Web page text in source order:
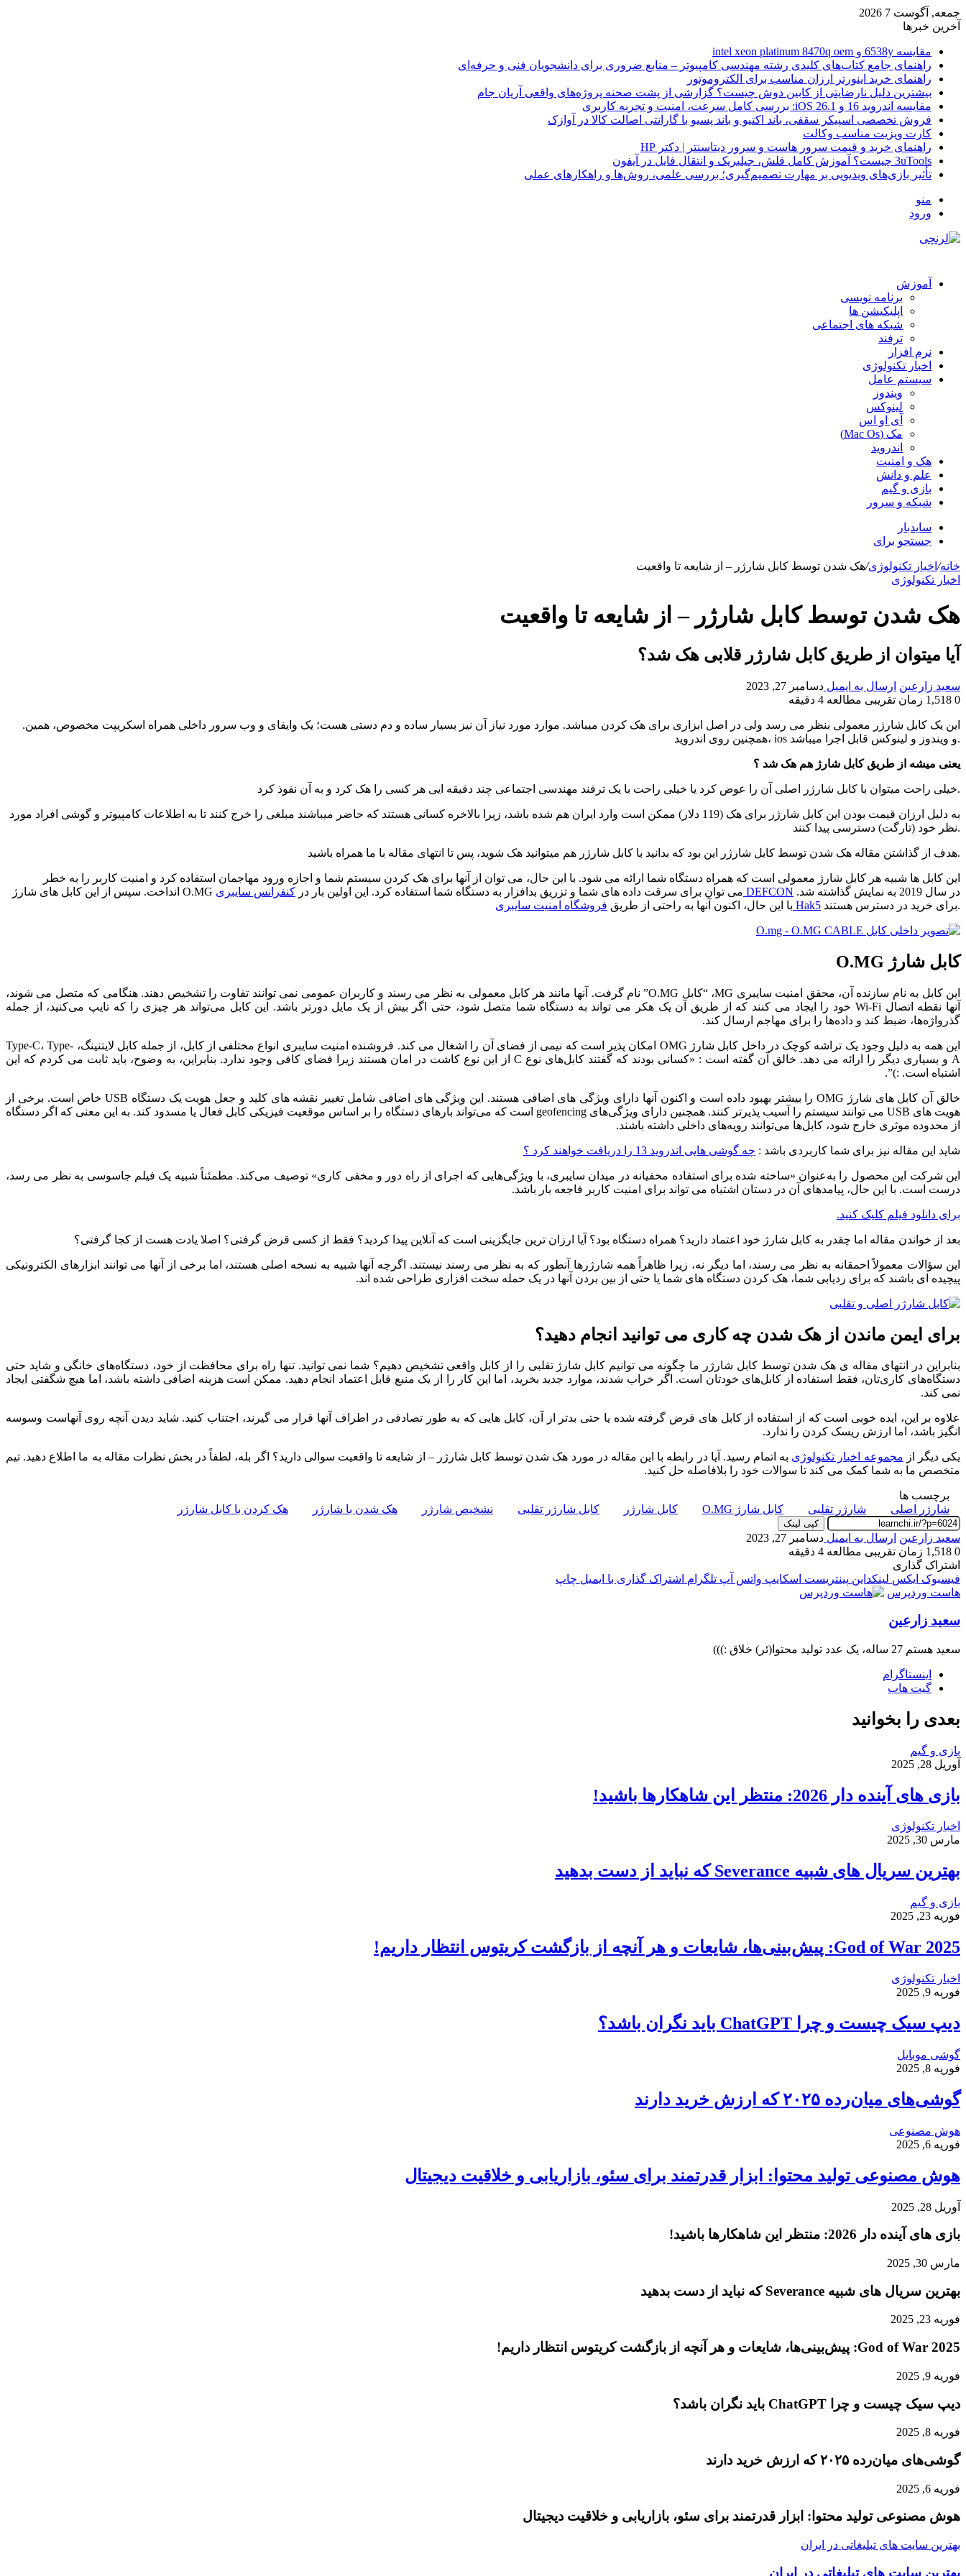
جمعه, آگوست 7 2026
آخرین خبرها
مقایسه 6538y و intel xeon platinum 8470q oem
راهنمای جامع کتاب‌های کلیدی رشته مهندسی کامپیوتر – منابع ضروری برای دانشجویان فنی و حرفه‌ای
راهنمای خرید اینورتر ارزان مناسب برای الکتروموتور
بیشترین دلیل نارضایتی از کابین دوش چیست؟ گزارشی از پشت صحنه پروژه‌های واقعی آریان جام
مقایسه اندروید 16 و iOS 26.1: بررسی کامل سرعت، امنیت و تجربه کاربری
فروش تخصصی اسپیکر سقفی، باند اکتیو و باند پسیو با گارانتی اصالت کالا در آوازک
کارت ویزیت مناسب وکالت
راهنمای خرید و قیمت سرور هاست و سرور دیتاسنتر | دکتر HP
3uTools چیست؟ آموزش کامل فلش، جیلبریک و انتقال فایل در آیفون
تأثیر بازی‌های ویدیویی بر مهارت تصمیم‌گیری؛ بررسی علمی، روش‌ها و راهکارهای عملی
منو
ورود
آموزش
برنامه نویسی
اپلیکیشن ها
شبکه های اجتماعی
ترفند
نرم افزار
اخبار تکنولوژی
سیستم عامل
ویندوز
لینوکس
آی او اس
مک (Mac Os)
اندروید
هک و امنیت
علم و دانش
بازی و گیم
شبکه و سرور
سایدبار
جستجو برای
خانه/ اخبار تکنولوژی/هک شدن توسط کابل شارژر – از شایعه تا واقعیت
اخبار تکنولوژی
هک شدن توسط کابل شارژر – از شایعه تا واقعیت
آیا میتوان از طریق کابل شارژر قلابی هک شد؟
سعید زارعین ارسال به ایمیل دسامبر 27, 2023
0
زمان تقریبی مطالعه 4 دقیقه
این یک کابل شارژر معمولی بنظر می رسد ولی در اصل ابزاری برای هک کردن میباشد. موارد مورد نیاز آن نیز بسیار ساده و دم دستی هست؛ یک وایفای و وب سرور داخلی همراه اسکریپت مخصوص، همین.
همچنین روی اندروید، ios و ویندوز و لینوکس قابل اجرا میباشد.
یعنی میشه از طریق کابل شارژ هم هک شد ؟
خیلی راحت میتوان با کابل شارژر اصلی آن را عوض کرد یا خیلی راحت با یک ترفند مهندسی اجتماعی چند دقیقه ایی هر کسی را هک کرد و به آن نفوذ کرد.
به دلیل ارزان قیمت بودن این کابل شارژر برای هک (119 دلار) ممکن است وارد ایران هم شده باشد، زیرا بالاخره کسانی هستند که حاضر میباشند مبلغی را خرج کنند تا به اطلاعات کامپیوتر و گوشی افراد مورد
نظر خود (تارگت) دسترسی پیدا کنند.
هدف از گذاشتن مقاله هک شدن توسط کابل شارژر این بود که بدانید با کابل شارژر هم میتوانید هک شوید، پس تا انتهای مقاله با ما همراه باشید.
این کابل ها شبیه هر کابل شارژ معمولی است که همراه دستگاه شما ارائه می شود. با این حال، می توان از آنها برای هک کردن سیستم شما و اجازه ورود مهاجمان استفاده کرد و امنیت کاربر را به خطر
انداخت. سپس از این کابل های شارژ O.MG می توان برای سرقت داده های شما و تزریق بدافزار به دستگاه شما استفاده کرد. این اولین بار در کنفرانس سایبری DEFCON
با این حال، اکنون آنها به راحتی از طریق فروشگاه امنیت سایبری Hak5 برای خرید در دسترس هستند.
کابل شارژ O.MG
این کابل به نام سازنده آن، محقق امنیت سایبری MG، “کابل O.MG” نام گرفت. آنها مانند هر کابل معمولی به نظر می رسند و کاربران عمومی نمی توانند تفاوت را تشخیص دهند. هنگامی که متصل می شوند،
آنها نقطه اتصال Wi-Fi خود را ایجاد می کنند که از طریق آن یک هکر می تواند به دستگاه شما متصل شود، حتی اگر بیش از یک مایل دورتر باشد. این کابل می‌تواند هر چیزی را که تایپ می‌کنید، از جمله
گذرواژه‌ها، ضبط کند و داده‌ها را برای مهاجم ارسال کند.
این همه به دلیل وجود یک تراشه کوچک در داخل کابل شارژ OMG امکان پذیر است که نیمی از فضای آن را اشغال می کند. فروشنده امنیت سایبری انواع مختلفی از کابل، از جمله کابل لایتنینگ، Type-C، Type-
A و بسیاری دیگر را ارائه می دهد. خالق آن گفته است : «کسانی بودند که گفتند کابل‌های نوع C از این نوع کاشت در امان هستند زیرا فضای کافی وجود ندارد. بنابراین، به وضوح، باید ثابت می کردم که این
اشتباه است. :)”.
خالق آن کابل های شارژ OMG را بیشتر بهبود داده است و اکنون آنها دارای ویژگی های اضافی هستند. این ویژگی های اضافی شامل تغییر نقشه های کلید و جعل هویت یک دستگاه USB خاص است. برخی از
هویت های USB می توانند سیستم را آسیب پذیرتر کنند. همچنین دارای ویژگی‌های geofencing است که می‌تواند بارهای دستگاه را بر اساس موقعیت فیزیکی کابل فعال یا مسدود کند. به این معنی که اگر دستگاه
از محدوده موثری خارج شود، کابل‌ها می‌توانند رویه‌های داخلی داشته باشند.
شاید این مقاله نیز برای شما کاربردی باشد : چه گوشی هایی اندروید 13 را دریافت خواهند کرد ؟
این شرکت این محصول را به‌عنوان «ساخته شده برای استفاده مخفیانه در میدان سایبری، با ویژگی‌هایی که اجرای از راه دور و مخفی کاری» توصیف می‌کند. مطمئناً شبیه یک فیلم جاسوسی به نظر می رسد،
درست است. با این حال، پیامدهای آن در دستان اشتباه می تواند برای امنیت کاربر فاجعه بار باشد.
برای دانلود فیلم کلیک کنید.
بعد از خواندن مقاله اما چقدر به کابل شارژ خود اعتماد دارید؟ همراه دستگاه بود؟ آیا ارزان ترین جایگزینی است که آنلاین پیدا کردید؟ فقط از کسی قرض گرفتی؟ اصلا یادت هست از کجا گرفتی؟
این سؤالات معمولاً احمقانه به نظر می رسند، اما دیگر نه، زیرا ظاهراً همه شارژرها آنطور که به نظر می رسند نیستند. اگرچه آنها شبیه به نسخه اصلی هستند، اما برخی از آنها می توانند ابزارهای الکترونیکی
پیچیده ای باشند که برای ردیابی شما، هک کردن دستگاه های شما یا حتی از بین بردن آنها در یک حمله سخت افزاری طراحی شده اند.
برای ایمن ماندن از هک شدن چه کاری می توانید انجام دهید؟
بنابراین در انتهای مقاله ی هک شدن توسط کابل شارژر ما چگونه می توانیم کابل شارژ تقلبی را از کابل واقعی تشخیص دهیم؟ شما نمی توانید. تنها راه برای محافظت از خود، دستگاه‌های خانگی و شاید حتی
دستگاه‌های کاری‌تان، فقط استفاده از کابل‌های خودتان است. اگر خراب شدند، موارد جدید بخرید، اما این کار را از یک منبع قابل اعتماد انجام دهید. ممکن است هزینه اضافی داشته باشد، اما هیچ شگفتی ایجاد
نمی کند.
علاوه بر این، ایده خوبی است که از استفاده از کابل های قرض گرفته شده یا حتی بدتر از آن، کابل هایی که به طور تصادفی در اطراف آنها قرار می گیرند، اجتناب کنید. شاید دیدن آنچه روی آنهاست وسوسه
انگیز باشد، اما ارزش ریسک کردن را ندارد.
یکی دیگر از مجموعه اخبار تکنولوژی به اتمام رسید. آیا در رابطه با این مقاله در مورد هک شدن توسط کابل شارژر – از شایعه تا واقعیت سوالی دارید؟ اگر بله، لطفاً در بخش نظرات مقاله به ما اطلاع دهید. تیم
متخصص ما به شما کمک می کند تا سوالات خود را بلافاصله حل کنید.
برچسب ها
شارژر اصلی
شارژر تقلبی کابل شارژ O.MG کابل شارژر کابل شارژر تقلبی نشخیص شارژر هک شدن با شارژر هک کردن با کابل شارژر
کپی لینک
سعید زارعین ارسال به ایمیل دسامبر 27, 2023
0
زمان تقریبی مطالعه 4 دقیقه
اشتراک گذاری
فیسبوک ایکس لینکداین پینتریست اسکایپ واتس آپ تلگرام اشتراک گذاری با ایمیل چاپ
هاست وردپرس
سعید زارعین
سعید هستم 27 ساله، یک عدد تولید محتوا(ئر) خلاق :)))
اینستاگرام
گیت ‌هاب
بعدی را بخوانید
بازی و گیم
آوریل 28, 2025
بازی‌ های آینده دار 2026: منتظر این شاهکارها باشید!
اخبار تکنولوژی
مارس 30, 2025
بهترین سریال های شبیه Severance که نباید از دست بدهید
بازی و گیم
فوریه 23, 2025
God of War 2025: پیش‌بینی‌ها، شایعات و هر آنچه از بازگشت کریتوس انتظار داریم!
اخبار تکنولوژی
فوریه 9, 2025
دیپ سیک چیست و چرا ChatGPT باید نگران باشد؟
گوشی موبایل
فوریه 8, 2025
گوشی‌های میان‌رده ۲۰۲۵ که ارزش خرید دارند
هوش مصنوعی
فوریه 6, 2025
هوش مصنوعی تولید محتوا: ابزار قدرتمند برای سئو، بازاریابی و خلاقیت دیجیتال
آوریل 28, 2025
بازی‌ های آینده دار 2026: منتظر این شاهکارها باشید!
مارس 30, 2025
بهترین سریال های شبیه Severance که نباید از دست بدهید
فوریه 23, 2025
God of War 2025: پیش‌بینی‌ها، شایعات و هر آنچه از بازگشت کریتوس انتظار داریم!
فوریه 9, 2025
دیپ سیک چیست و چرا ChatGPT باید نگران باشد؟
فوریه 8, 2025
گوشی‌های میان‌رده ۲۰۲۵ که ارزش خرید دارند
فوریه 6, 2025
هوش مصنوعی تولید محتوا: ابزار قدرتمند برای سئو، بازاریابی و خلاقیت دیجیتال
بهترین سایت های تبلیغاتی در ایران
بهترین سایت های تبلیغاتی در ایران